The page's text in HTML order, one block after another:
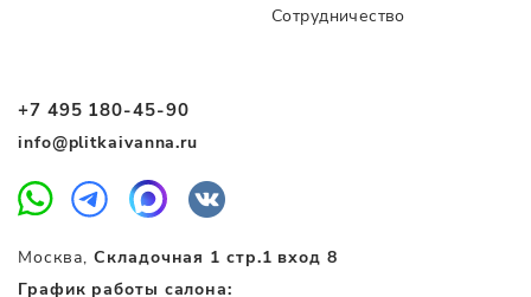
+7 495 180-45-90
info@plitkaivanna.ru
Москва,Складочная 1 стр.1 вход 8
График работы салона:
Сотрудничество